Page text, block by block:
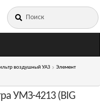
Искать:
воздушный УАЗ
Элемент
УМЗ-4213 (BIG